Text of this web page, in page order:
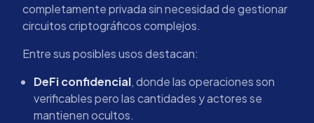
completamente privada sin necesidad de gestionar
circuitos criptográficos complejos.
Entre sus posibles usos destacan:
DeFi confidencial, donde las operaciones son
verificables pero las cantidades y actores se
mantienen ocultos.